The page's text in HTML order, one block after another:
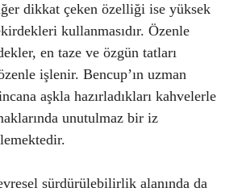
dikkat çeken özelliği ise yüksek
kullanmasıdır. Özenle
en taze ve özgün tatları
işlenir. Bencup’ın uzman
aşkla hazırladıkları kahvelerle
unutulmaz bir iz
sürdürülebilirlik alanında da